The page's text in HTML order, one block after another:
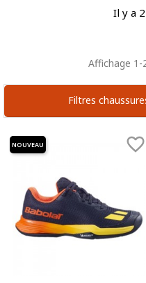
Il y a
Affichage 1-
Filtres

NOUVEAU